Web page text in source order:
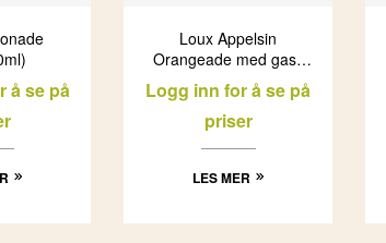
å se på
Loux Appelsin
Orangeade med gass
(12x330ml)
Logg inn for å se på
priser
LES MER